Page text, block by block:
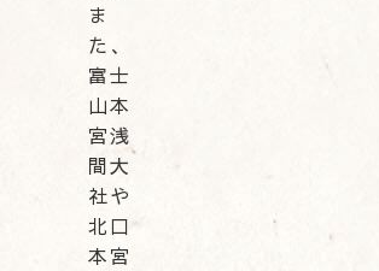
ま
た、
富士
山本
宮浅
間大
社や
北口
本宮